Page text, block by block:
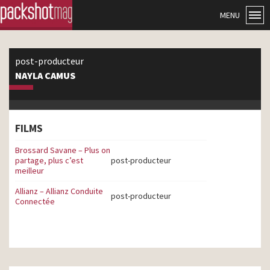
MENU
post-producteur
NAYLA CAMUS
FILMS
Brossard Savane – Plus on
partage, plus c’est
meilleur
post-producteur
Allianz – Allianz Conduite
Connectée
post-producteur